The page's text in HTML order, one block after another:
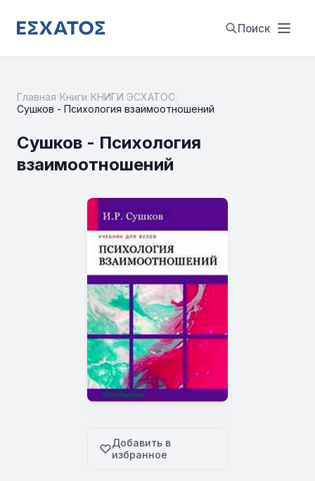
Поиск
Главная Книги КНИГИ ЭСХАТОС
Сушков - Психология взаимоотношений
Сушков - Психология
взаимоотношений
Добавить в
избранное